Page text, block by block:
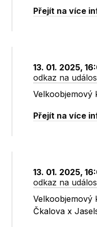
Přejít na více
13. 01. 2025,
odkaz na
Velkoobjemový
Přejít na více
13. 01. 2025,
odkaz na
Velkoobjemový
Čkalova x